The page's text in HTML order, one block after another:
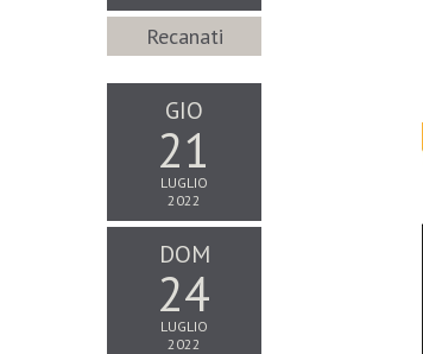
Recanati
GIO
21
LUGLIO
2022
DOM
24
LUGLIO
2022